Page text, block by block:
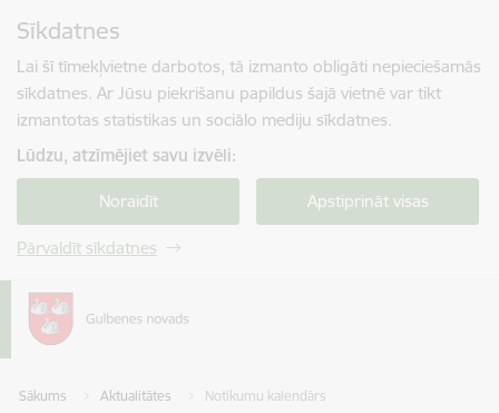
Sīkdatnes
Lai šī tīmekļvietne darbotos, tā izmanto obligāti nepieciešamās
sīkdatnes. Ar Jūsu piekrišanu papildus šajā vietnē var tikt
izmantotas statistikas un sociālo mediju sīkdatnes.
Lūdzu, atzīmējiet savu izvēli:
Noraidīt Apstiprināt visas
Pārvaldīt sīkdatnes
Sākums Aktualitātes Notikumu kalendārs